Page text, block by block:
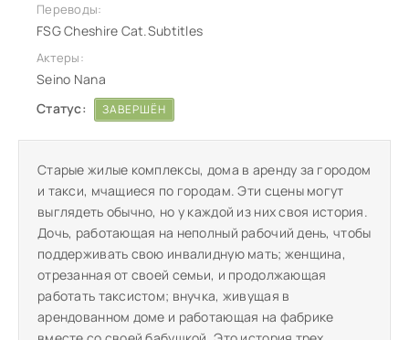
Переводы:
FSG Cheshire Cat.Subtitles
Актеры:
Seino Nana
Статус:
ЗАВЕРШЁН
Старые жилые комплексы, дома в аренду за городом
и такси, мчащиеся по городам. Эти сцены могут
выглядеть обычно, но у каждой из них своя история.
Дочь, работающая на неполный рабочий день, чтобы
поддерживать свою инвалидную мать; женщина,
отрезанная от своей семьи, и продолжающая
работать таксистом; внучка, живущая в
арендованном доме и работающая на фабрике